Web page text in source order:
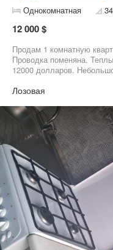
Однокомнатная
12 000 $
Продам 1 комнатную
Проводка поменяна.
12000 долларов.
Лозовая